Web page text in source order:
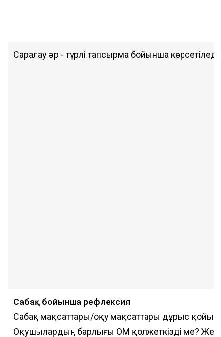
Саралау әр - түрлі тапсырма бойынша көрсетіледі:
Сабақ бойынша рефлексия
Сабақ мақсаттары/оқу мақсаттары дұрыс
Оқушылардың барлығы ОМ қолжеткізді ме?